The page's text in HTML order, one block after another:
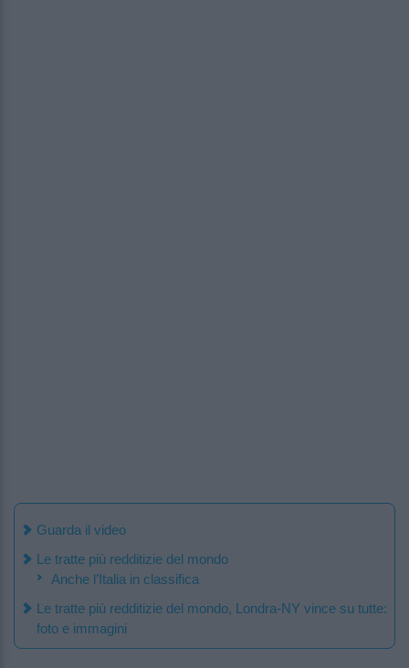
Guarda il video
Le tratte più redditizie del mondo
Anche l’Italia in classifica
Le tratte più redditizie del mondo, Londra-NY vince su tutte:
foto e immagini